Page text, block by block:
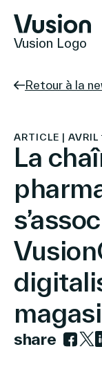
Vusion Logo
Solutions
Insights
Commerce
Retour à la
ARTICLE |
La
share